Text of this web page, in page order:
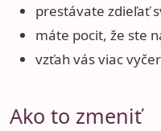
prestávate zdieľať
máte pocit, že ste
vzťah vás viac
Ako to zmeniť